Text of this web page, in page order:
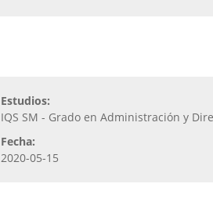
Estudios:
IQS SM - Grado en Administración y
Fecha:
2020-05-15